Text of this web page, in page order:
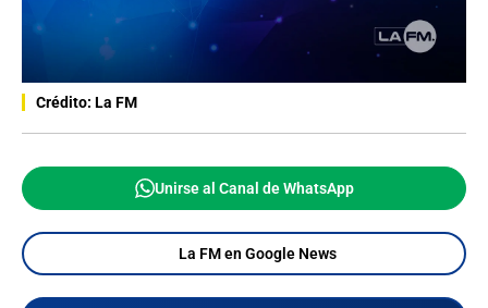
Crédito: La FM
Unirse al Canal de WhatsApp
La FM en Google News